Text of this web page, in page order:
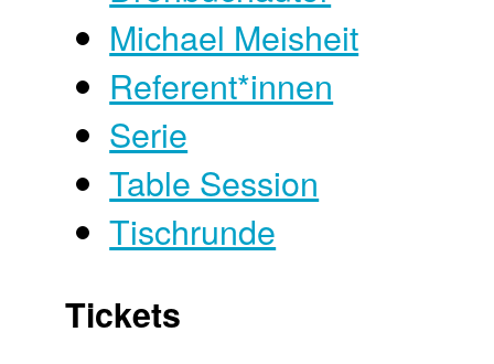
Michael Meisheit
Referent*innen
Serie
Table Session
Tischrunde
Tickets